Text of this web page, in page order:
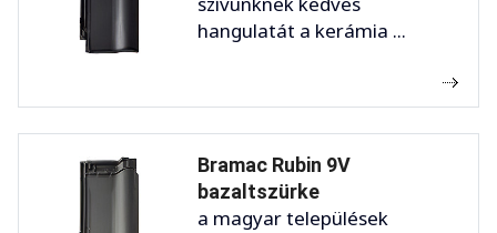
hangulatát a kerámia ...
Bramac Rubin 9V
bazaltszürke
a magyar települések